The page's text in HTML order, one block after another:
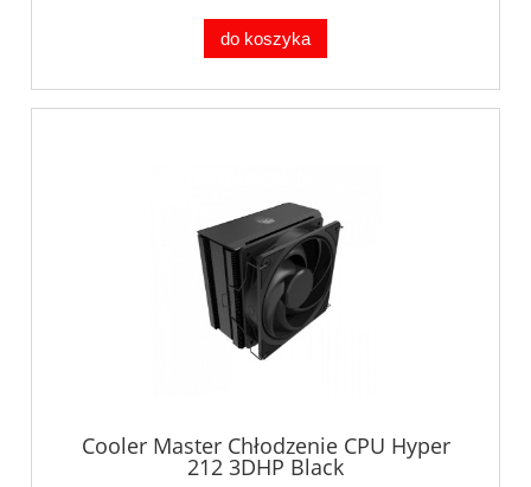
do koszyka
Cooler Master Chłodzenie CPU Hyper
212 3DHP Black